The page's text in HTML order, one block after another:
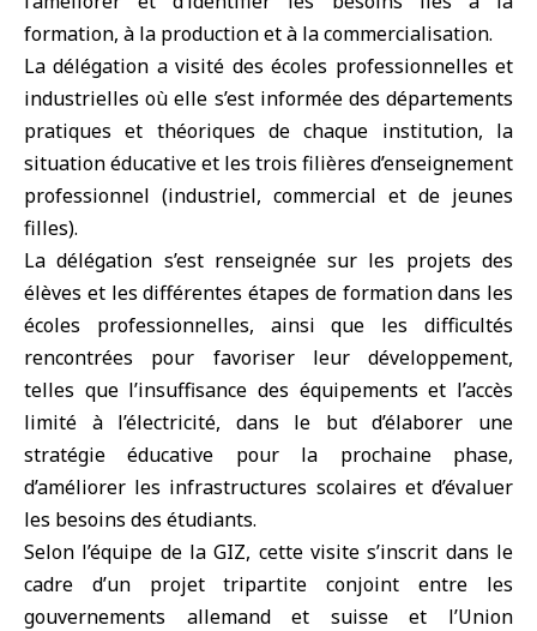
formation, à la production et à la commercialisation.
La délégation a visité des écoles professionnelles et
industrielles où elle s’est informée des départements
pratiques et théoriques de chaque institution, la
situation éducative et les trois filières d’enseignement
professionnel (industriel, commercial et de jeunes
filles).
La délégation s’est renseignée sur les projets des
élèves et les différentes étapes de formation dans les
écoles professionnelles, ainsi que les difficultés
rencontrées pour favoriser leur développement,
telles que l’insuffisance des équipements et l’accès
limité à l’électricité, dans le but d’élaborer une
stratégie éducative pour la prochaine phase,
d’améliorer les infrastructures scolaires et d’évaluer
les besoins des étudiants.
Selon l’équipe de la GIZ, cette visite s’inscrit dans le
cadre d’un projet tripartite conjoint entre les
gouvernements allemand et suisse et l’Union